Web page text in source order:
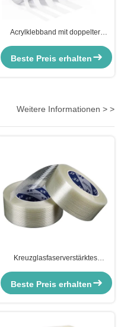
Acrylklebband mit doppelter
Papiermaskenband verschiedene
Beste Preis erhalten
Weitere Informationen > >
Kreuzglasfaserverstärktes
Beste Preis erhalten